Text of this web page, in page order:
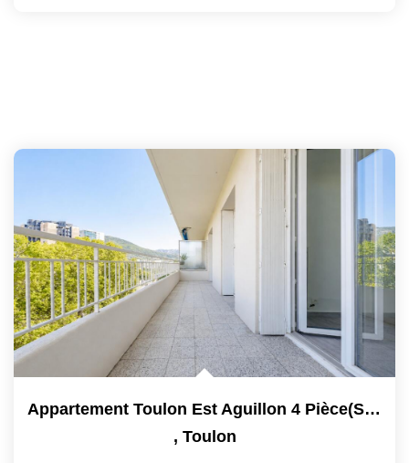
Appartement Toulon Est Aguillon 4 Pièce(s) 78 M2 Avec Deux...
, Toulon